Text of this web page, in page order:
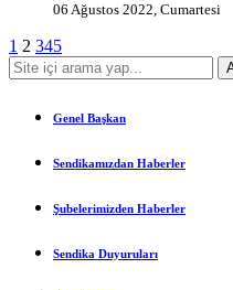
06 Ağustos 2022, Cumartesi
1 2 345
Genel Başkan
Sendikamızdan Haberler
Şubelerimizden Haberler
Sendika Duyuruları